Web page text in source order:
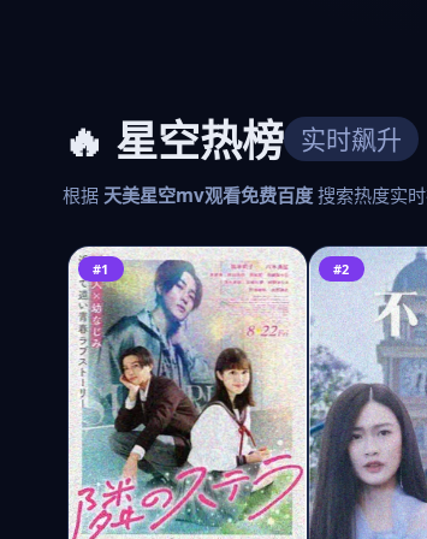
🔥 星空热榜 实时飙升
根据 天美星空mv观看免费百度 搜索热度实
#1 #2